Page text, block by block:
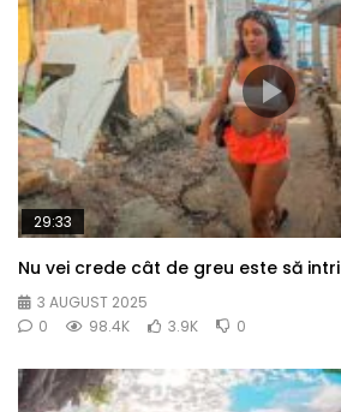
29:33
Nu vei crede cât de greu este să
3 AUGUST 2025
0
98.4K 3.9K 0